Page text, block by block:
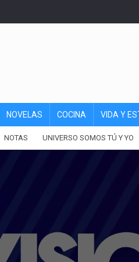
NOVELAS COCINA VIDA Y
NOTAS UNIVERSO SOMOS TÚ Y YO